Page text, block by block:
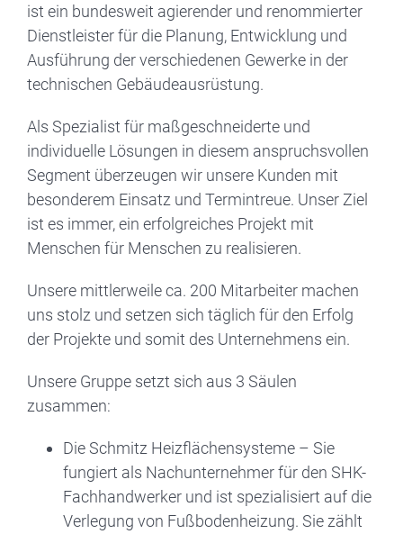
ist ein bundesweit agierender und renommierter
Dienstleister für die Planung, Entwicklung und
Ausführung der verschiedenen Gewerke in der
technischen Gebäudeausrüstung.
Als Spezialist für maßgeschneiderte und
individuelle Lösungen in diesem anspruchsvollen
Segment überzeugen wir unsere Kunden mit
besonderem Einsatz und Termintreue. Unser Ziel
ist es immer, ein erfolgreiches Projekt mit
Menschen für Menschen zu realisieren.
Unsere mittlerweile ca. 200 Mitarbeiter machen
uns stolz und setzen sich täglich für den Erfolg
der Projekte und somit des Unternehmens ein.
Unsere Gruppe setzt sich aus 3 Säulen
zusammen:
Die Schmitz Heizflächensysteme – Sie
fungiert als Nachunternehmer für den SHK-
Fachhandwerker und ist spezialisiert auf die
Verlegung von Fußbodenheizung. Sie zählt